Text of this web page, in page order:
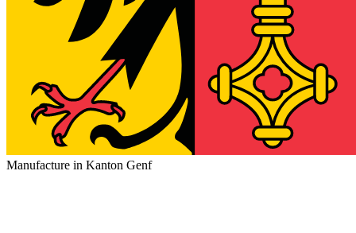
Manufacture in Kanton Genf